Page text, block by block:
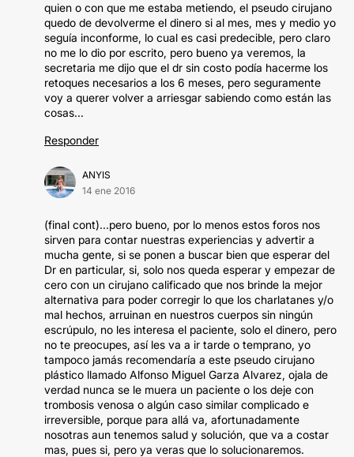
quien o con que me estaba metiendo, el pseudo cirujano
quedo de devolverme el dinero si al mes, mes y medio yo
seguía inconforme, lo cual es casi predecible, pero claro
no me lo dio por escrito, pero bueno ya veremos, la
secretaria me dijo que el dr sin costo podía hacerme los
retoques necesarios a los 6 meses, pero seguramente
voy a querer volver a arriesgar sabiendo como están las
cosas...
Responder
ANYIS
14 ene 2016
(final cont)...pero bueno, por lo menos estos foros nos
sirven para contar nuestras experiencias y advertir a
mucha gente, si se ponen a buscar bien que esperar del
Dr en particular, si, solo nos queda esperar y empezar de
cero con un cirujano calificado que nos brinde la mejor
alternativa para poder corregir lo que los charlatanes y/o
mal hechos, arruinan en nuestros cuerpos sin ningún
escrúpulo, no les interesa el paciente, solo el dinero, pero
no te preocupes, así les va a ir tarde o temprano, yo
tampoco jamás recomendaría a este pseudo cirujano
plástico llamado Alfonso Miguel Garza Alvarez, ojala de
verdad nunca se le muera un paciente o los deje con
trombosis venosa o algún caso similar complicado e
irreversible, porque para allá va, afortunadamente
nosotras aun tenemos salud y solución, que va a costar
mas, pues si, pero ya veras que lo solucionaremos.